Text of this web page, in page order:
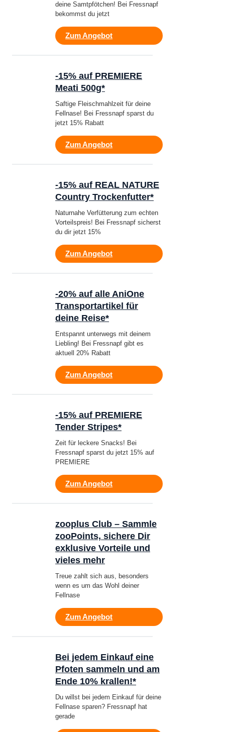
deine Samtpfötchen! Bei Fressnapf
bekommst du jetzt
Zum Angebot
-15% auf PREMIERE
Meati 500g*
Saftige Fleischmahlzeit für deine
Fellnase! Bei Fressnapf sparst du
jetzt 15% Rabatt
Zum Angebot
-15% auf REAL NATURE
Country Trockenfutter*
Naturnahe Verfütterung zum echten
Vorteilspreis! Bei Fressnapf sicherst
du dir jetzt 15%
Zum Angebot
-20% auf alle AniOne
Transportartikel für
deine Reise*
Entspannt unterwegs mit deinem
Liebling! Bei Fressnapf gibt es
aktuell 20% Rabatt
Zum Angebot
-15% auf PREMIERE
Tender Stripes*
Zeit für leckere Snacks! Bei
Fressnapf sparst du jetzt 15% auf
PREMIERE
Zum Angebot
zooplus Club – Sammle
zooPoints, sichere Dir
exklusive Vorteile und
vieles mehr
Treue zahlt sich aus, besonders
wenn es um das Wohl deiner
Fellnase
Zum Angebot
Bei jedem Einkauf eine
Pfoten sammeln und am
Ende 10% krallen!*
Du willst bei jedem Einkauf für deine
Fellnase sparen? Fressnapf hat
gerade